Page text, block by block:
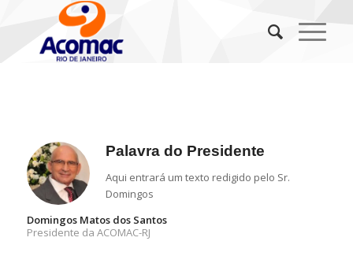
Palavra do Presidente
Aqui entrará um texto redigido pelo Sr.
Domingos
Domingos Matos dos Santos
Presidente da ACOMAC-RJ